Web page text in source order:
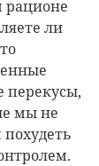
рационе
ли
перекусы,
мы не